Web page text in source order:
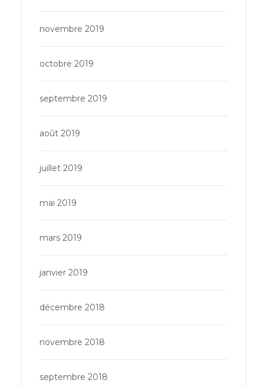
novembre 2019
octobre 2019
septembre 2019
août 2019
juillet 2019
mai 2019
mars 2019
janvier 2019
décembre 2018
novembre 2018
septembre 2018